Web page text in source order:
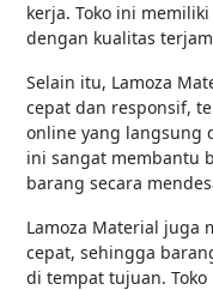
kerja. Toko ini
dengan kualitas
Selain itu, Lamoza
cepat dan responsif,
online yang langsung
ini sangat membantu
barang secara
Lamoza Material juga
cepat, sehingga
di tempat tujuan. Toko